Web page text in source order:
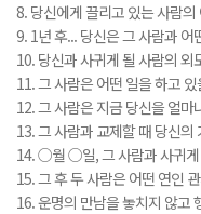
8. 당신에게 끌리고 있는 사람의
9. 1년 후... 당신은 그 사람과 어
10. 당신과 사귀게 될 사람의 외
11. 그 사람은 어떤 일을 하고 있
12. 그 사람은 지금 당신을 얼마
13. 그 사람과 교제할 때 당신의
14. ○월 ○일, 그 사람과 사귀게
15. 그 후 두 사람은 어떤 연인
16. 운명의 만남을 놓치지 않고